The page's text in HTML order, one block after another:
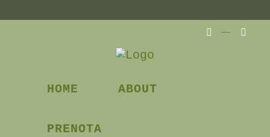
HOME ABOUT
PRENOTA